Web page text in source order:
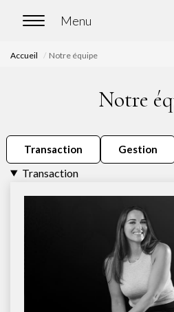
Nos biens en
Chasse
LOUER
Nos biens en
Nos biens
Accueil Notre équipe
Notre
Transaction Gestion
Transaction